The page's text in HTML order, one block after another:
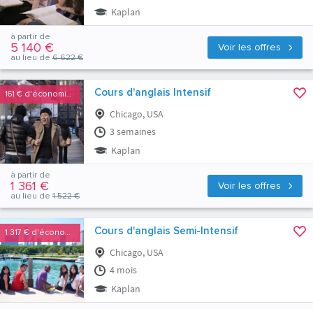
Kaplan
Voir les offres
à partir de
5 140 €
au lieu de 6 622 €
161 € d'économies Cours d'anglais Intensif
Chicago, USA
3 semaines
Kaplan
Voir les offres
à partir de
1 361 €
au lieu de 1 522 €
1 317 € d'économies Cours d'anglais Semi-Intensif
Chicago, USA
4 mois
Kaplan